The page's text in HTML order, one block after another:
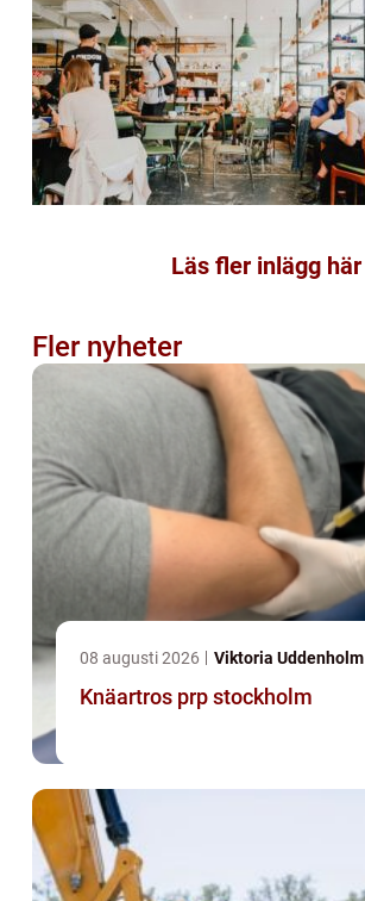
Läs fler inlägg här
Fler nyheter
08 augusti 2026 Viktoria Uddenholm
Knäartros prp stockholm